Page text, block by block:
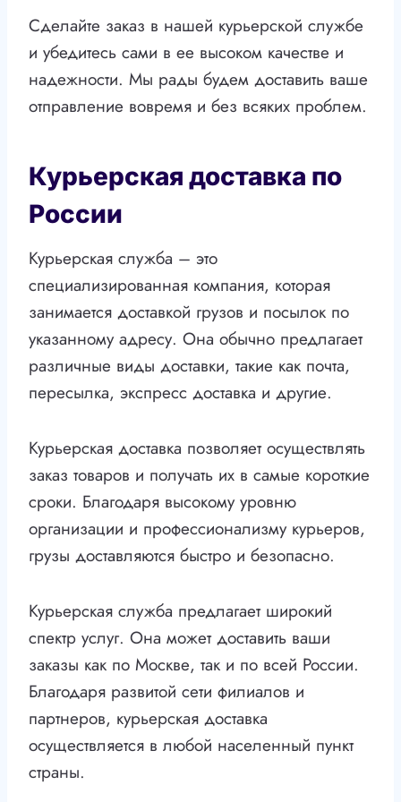
Сделайте заказ в нашей курьерской службе
и убедитесь сами в ее высоком качестве и
надежности. Мы рады будем доставить ваше
отправление вовремя и без всяких проблем.
Курьерская доставка по
России
Курьерская служба – это
специализированная компания, которая
занимается доставкой грузов и посылок по
указанному адресу. Она обычно предлагает
различные виды доставки, такие как почта,
пересылка, экспресс доставка и другие.
Курьерская доставка позволяет осуществлять
заказ товаров и получать их в самые короткие
сроки. Благодаря высокому уровню
организации и профессионализму курьеров,
грузы доставляются быстро и безопасно.
Курьерская служба предлагает широкий
спектр услуг. Она может доставить ваши
заказы как по Москве, так и по всей России.
Благодаря развитой сети филиалов и
партнеров, курьерская доставка
осуществляется в любой населенный пункт
страны.